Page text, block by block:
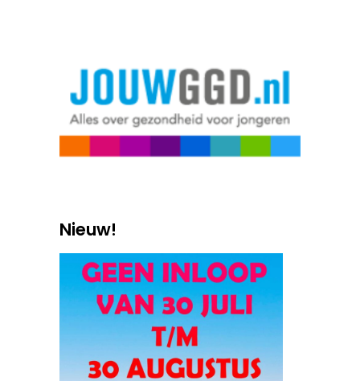
Nieuw!